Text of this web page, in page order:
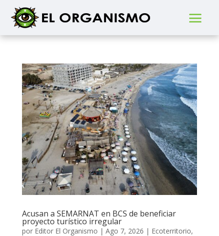
Acusan a SEMARNAT en BCS de beneficiar
proyecto turístico irregular
por Editor El Organismo | Ago 7, 2026 | Ecoterritorio,